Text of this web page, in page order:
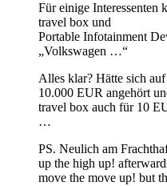
Für einige Interessenten
travel box und
Portable Infotainment
„Volkswagen …“
Alles klar? Hätte sich
10.000 EUR angehört
travel box auch für 10
…
PS. Neulich am
up the high up!
move the move up! but